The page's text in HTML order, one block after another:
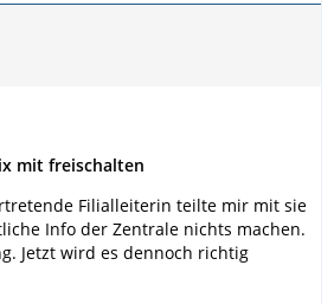
mit freischalten
Filialleiterin teilte mir mit sie
Info der Zentrale nichts machen.
Jetzt wird es dennoch richtig